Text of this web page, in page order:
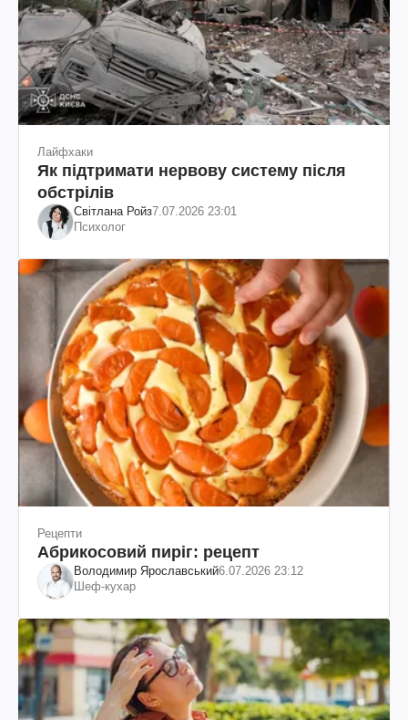
Лайфхаки
Як підтримати нервову систему після
обстрілів
Світлана Ройз7.07.2026 23:01
Психолог
Рецепти
Абрикосовий пиріг: рецепт
Володимир Ярославський6.07.2026 23:12
Шеф-кухар